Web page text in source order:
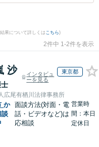
果について詳しくは こちら)
2件中 1-2件を表示
沙
インタビュ
ーを見る
東京都
広尾有栖川法律事務所
か
談
面談方法(対面・電
話・ビデオなど)は
応相談
営業時
間：本日
定休日